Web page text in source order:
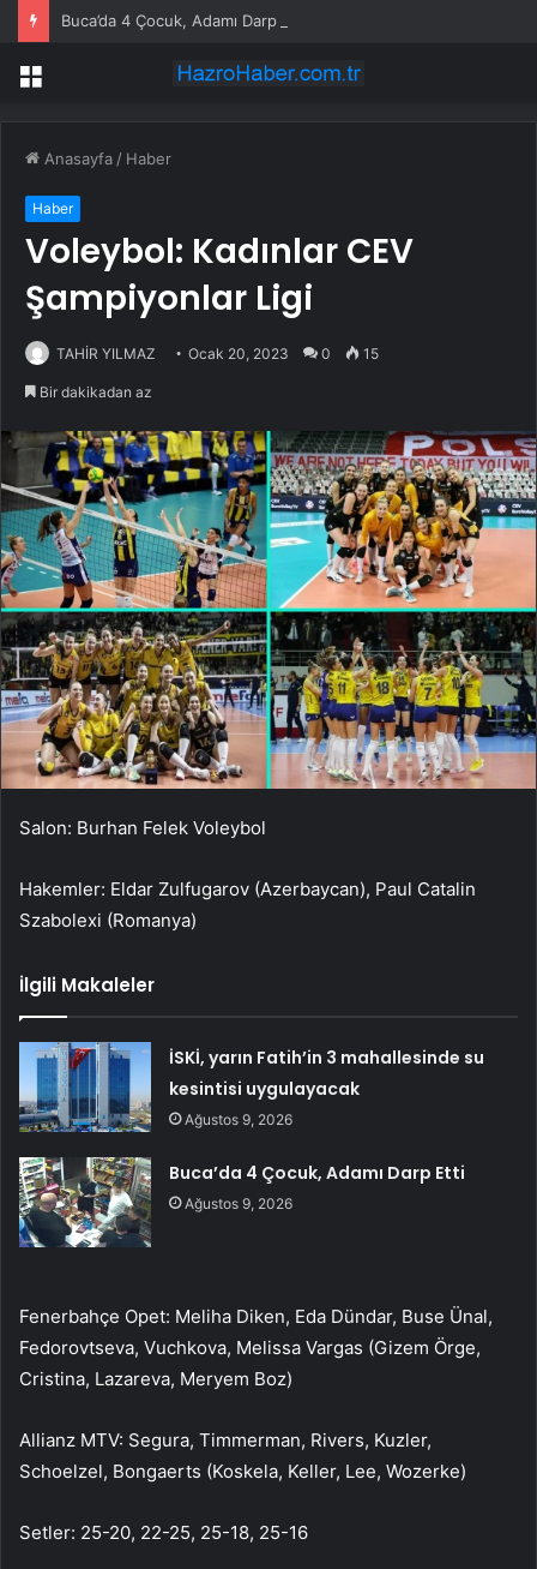
Buca’da 4 Çocuk, Adamı Darp Etti
Menü
Anasayfa / Haber
Haber
Voleybol: Kadınlar CEV
Şampiyonlar Ligi
TAHİR YILMAZ Ocak 20, 2023 0 15
Bir dakikadan az
Salon: Burhan Felek Voleybol
Hakemler: Eldar Zulfugarov (Azerbaycan), Paul Catalin
Szabolexi (Romanya)
İlgili Makaleler
İSKİ, yarın Fatih’in 3 mahallesinde su
kesintisi uygulayacak
Ağustos 9, 2026
Buca’da 4 Çocuk, Adamı Darp Etti
Ağustos 9, 2026
Fenerbahçe Opet: Meliha Diken, Eda Dündar, Buse Ünal,
Fedorovtseva, Vuchkova, Melissa Vargas (Gizem Örge,
Cristina, Lazareva, Meryem Boz)
Allianz MTV: Segura, Timmerman, Rivers, Kuzler,
Schoelzel, Bongaerts (Koskela, Keller, Lee, Wozerke)
Setler: 25-20, 22-25, 25-18, 25-16